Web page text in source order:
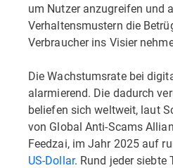
um Nutzer anzugreifen und
Verhaltensmustern die
Verbraucher ins Visier
Die Wachstumsrate bei
alarmierend. Die dadurch
beliefen sich weltweit, laut
von Global Anti-Scams
Feedzai, im Jahr 2025 auf
US-Dollar. Rund jeder siebte